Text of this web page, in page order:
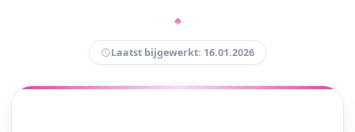
Laatst bijgewerkt: 16.01.2026